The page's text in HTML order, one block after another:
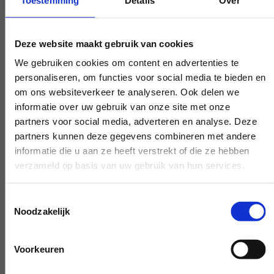
Deze website maakt gebruik van cookies
We gebruiken cookies om content en advertenties te
personaliseren, om functies voor social media te bieden en
om ons websiteverkeer te analyseren. Ook delen we
informatie over uw gebruik van onze site met onze
partners voor social media, adverteren en analyse. Deze
partners kunnen deze gegevens combineren met andere
informatie die u aan ze heeft verstrekt of die ze hebben
verzameld op basis van uw gebruik van hun services.
Noodzakelijk
Voorkeuren
je afval. Overal krijg je meteen de
niet te gek, maken wij ons niet druk.
Experts die je verder helpen
Heb je een vraag die onze
werkzaamheden raakt, pak de telefoon en
stel je vraag. Onze experts scheppen
Vroeg en laat beschikbaar